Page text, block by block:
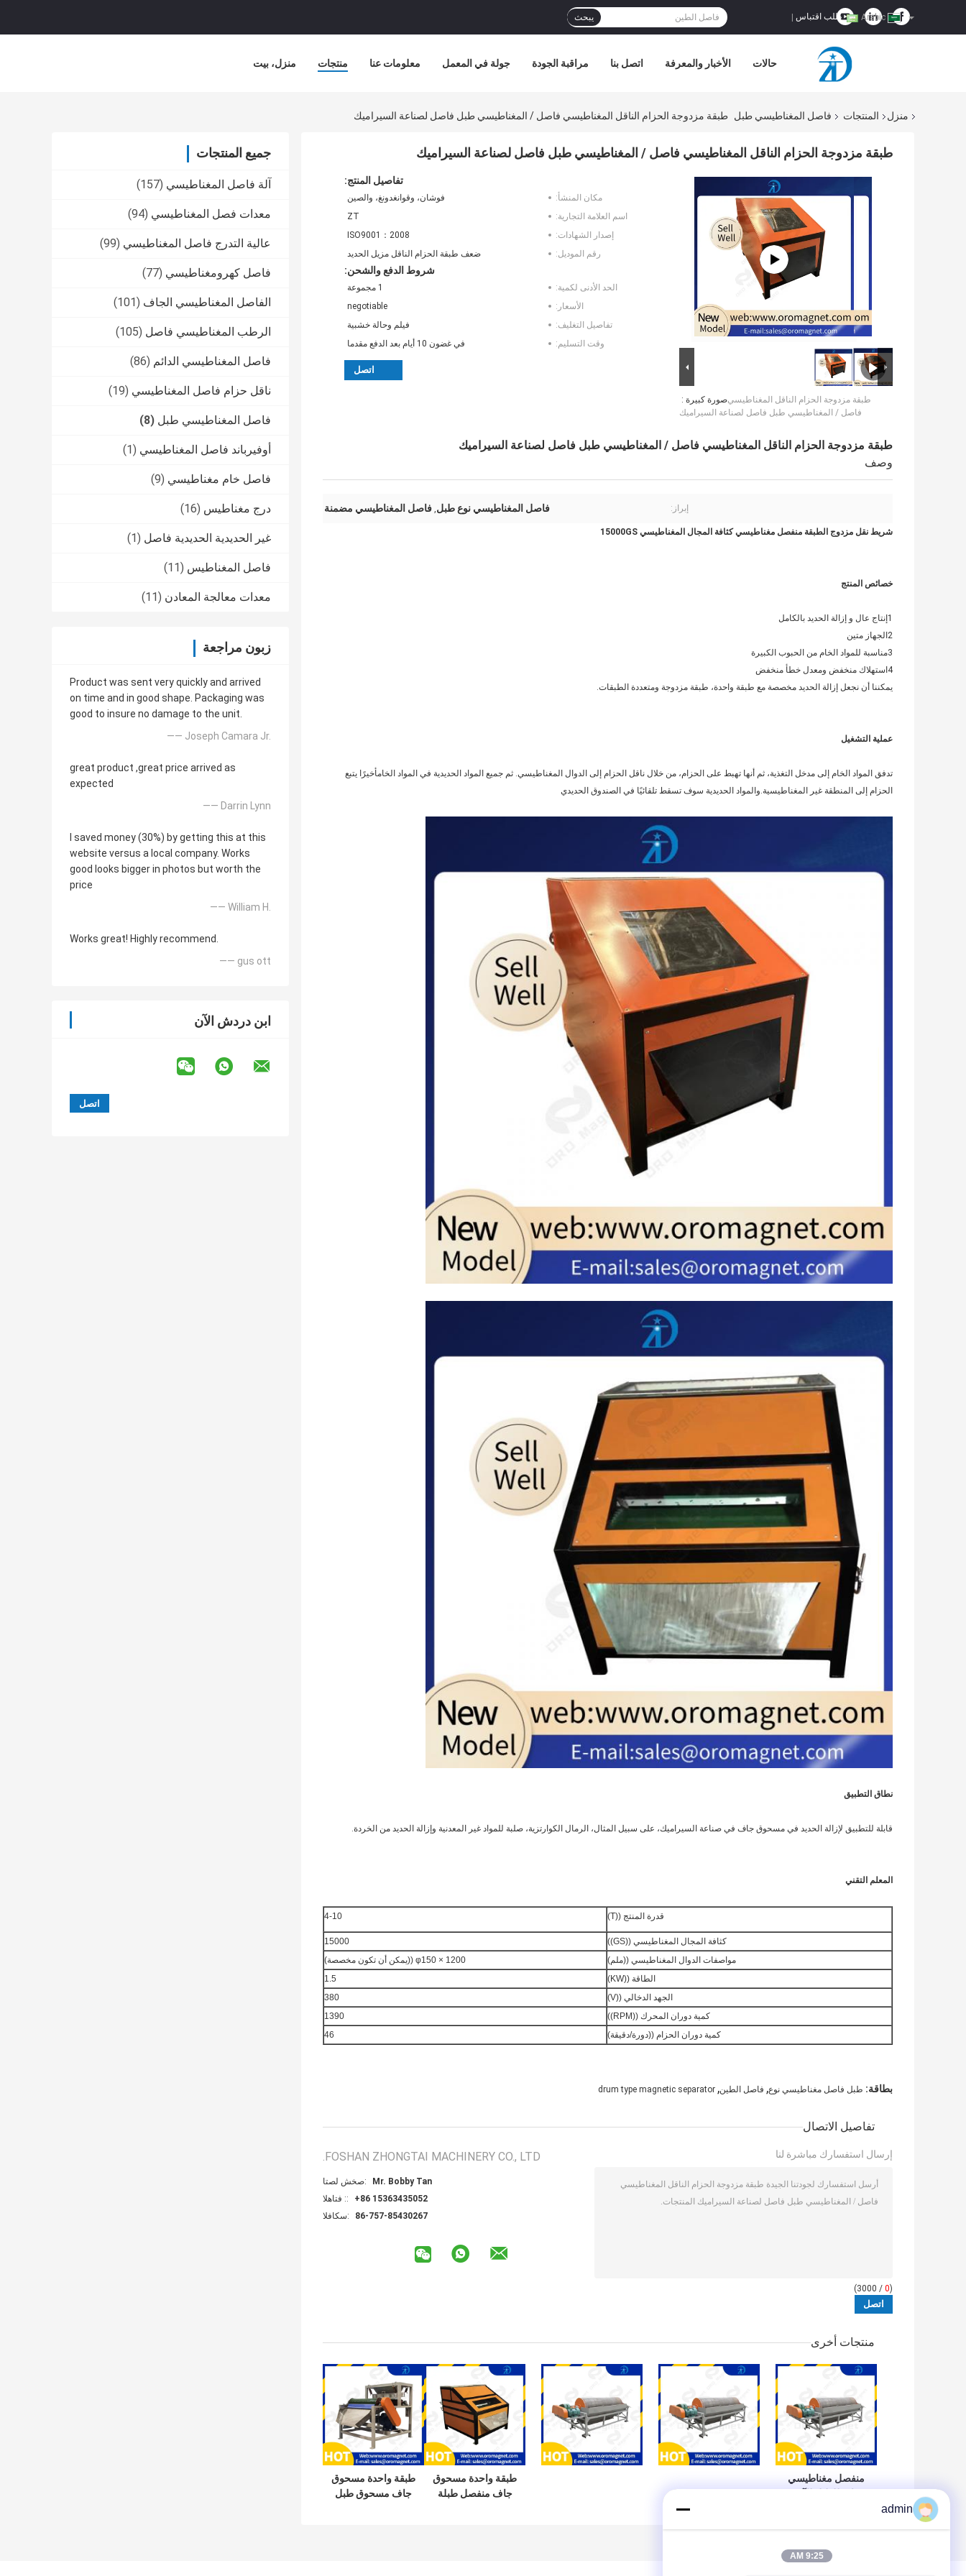
طلب اقتباس يبحث
منزل، بيت منتجات معلومات عنا جولة في المعمل مراقبة الجودة اتصل بنا الأخبار والمعرفة حالات
منزل المنتجات فاصل المغناطيسي طبل طبقة مزدوجة الحزام الناقل المغناطيسي فاصل / المغناطيسي طبل فاصل لصناعة السيراميك
جميع المنتجات
آلة فاصل المغناطيسي (157)
معدات فصل المغناطيسي (94)
عالية التدرج فاصل المغناطيسي (99)
فاصل كهرومغناطيسي (77)
الفاصل المغناطيسي الجاف (101)
الرطب المغناطيسي فاصل (105)
فاصل المغناطيسي الدائم (86)
ناقل حزام فاصل المغناطيسي (19)
فاصل المغناطيسي طبل (8)
أوفيرباند فاصل المغناطيسي (1)
فاصل خام مغناطيسي (9)
درج مغناطيس (16)
غير الحديدية الحديدية فاصل (1)
فاصل المغناطيس (11)
معدات معالجة المعادن (11)
زبون مراجعة
Product was sent very quickly and arrived
on time and in good shape. Packaging was
good to insure no damage to the unit.
—— Joseph Camara Jr.
great product ,great price arrived as
expected
—— Darrin Lynn
I saved money (30%) by getting this at this
website versus a local company. Works
good looks bigger in photos but worth the
price
—— William H.
Works great! Highly recommend.
—— gus ott
ابن دردش الآن
طبقة مزدوجة الحزام الناقل المغناطيسي فاصل / المغناطيسي طبل فاصل لصناعة السيراميك
صورة كبيرة :طبقة مزدوجة الحزام الناقل المغناطيسي
فاصل / المغناطيسي طبل فاصل لصناعة السيراميك
تفاصيل المنتج:
مكان المنشأ:
فوشان، وقوانغدونغ، والصين
اسم العلامة التجارية:
ZT
إصدار الشهادات:
ISO9001：2008
رقم الموديل:
ضعف طبقة الحزام الناقل مزيل الحديد
شروط الدفع والشحن:
الحد الأدنى لكمية:
1 مجموعة
الأسعار:
negotiable
تفاصيل التغليف:
فيلم وحالة خشبية
وقت التسليم:
في غضون 10 أيام بعد الدفع مقدما
اتصل
طبقة مزدوجة الحزام الناقل المغناطيسي فاصل / المغناطيسي طبل فاصل لصناعة السيراميك
وصف
إبراز: فاصل المغناطيسي نوع طبل, فاصل المغناطيسي مضمنة
شريط نقل مزدوج الطبقة منفصل مغناطيسي كثافة المجال المغناطيسي 15000GS
خصائص المنتج
1إنتاج عال و إزالة الحديد بالكامل
2الجهاز متين
3مناسبة للمواد الخام من الحبوب الكبيرة
4استهلاك منخفض ومعدل خطأ منخفض
يمكننا أن نجعل إزالة الحديد مخصصة مع طبقة واحدة، طبقة مزدوجة ومتعددة الطبقات.
عملية التشغيل
تدفق المواد الخام إلى مدخل التغذية، ثم أنها تهبط على الحزام، من خلال ناقل الحزام إلى الدوال المغناطيسي. ثم جميع المواد الحديدية في المواد الخامأخيرًا يتبع
الحزام إلى المنطقة غير المغناطيسية.والمواد الحديدية سوف تسقط تلقائيًا في الصندوق الحديدي
نطاق التطبيق
قابلة للتطبيق لإزالة الحديد في مسحوق جاف في صناعة السيراميك، على سبيل المثال، الرمال الكوارتزية، صلبة للمواد غير المعدنية وإزالة الحديد من الخردة.
المعلم التقني
قدرة المنتج ((T) 4-10
كثافة المجال المغناطيسي ((GS))
15000
مواصفات الدوال المغناطيسي ((ملم)
φ150 × 1200 ((يمكن أن تكون مخصصة)
الطاقة ((KW)
1.5
الجهد الدخالي ((V)
380
كمية دوران المحرك ((RPM))
1390
كمية دوران الحزام ((دورة/دقيقة)
46
بطاقة: طبل فاصل مغناطيسي نوع, فاصل الطين,
drum type magnetic separator
تفاصيل الاتصال
FOSHAN ZHONGTAI MACHINERY CO., LTD.
اتصل شخص:
Mr. Bobby Tan
الهاتف ::
+86 15363435052
الفاكس:
86-757-85430267
إرسال استفسارك مباشرة لنا
(
0
/ 3000)
منتجات أخرى
منفصل مغناطيسي
طبقة واحدة مسحوق
جاف منفصل طبلة
طبقة واحدة مسحوق
جاف مسحوق طبل
admin
9:25 AM